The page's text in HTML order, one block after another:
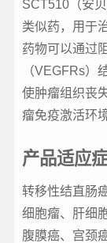
SCT510（安
类似药，用于
药物可以通过
（VEGFRs）
使肿瘤组织丧
瘤免疫激活环境
产品适应
转移性结直肠
细胞瘤、肝细
腹膜癌、宫颈癌